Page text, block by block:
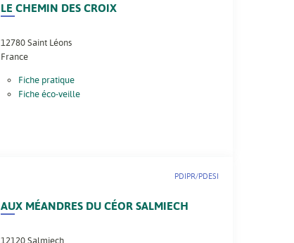
LE CHEMIN DES CROIX
12780 Saint Léons
France
Fiche pratique
Fiche éco-veille
AUX MÉANDRES DU CÉOR SALMIECH
PDIPR/PDESI
12120 Salmiech